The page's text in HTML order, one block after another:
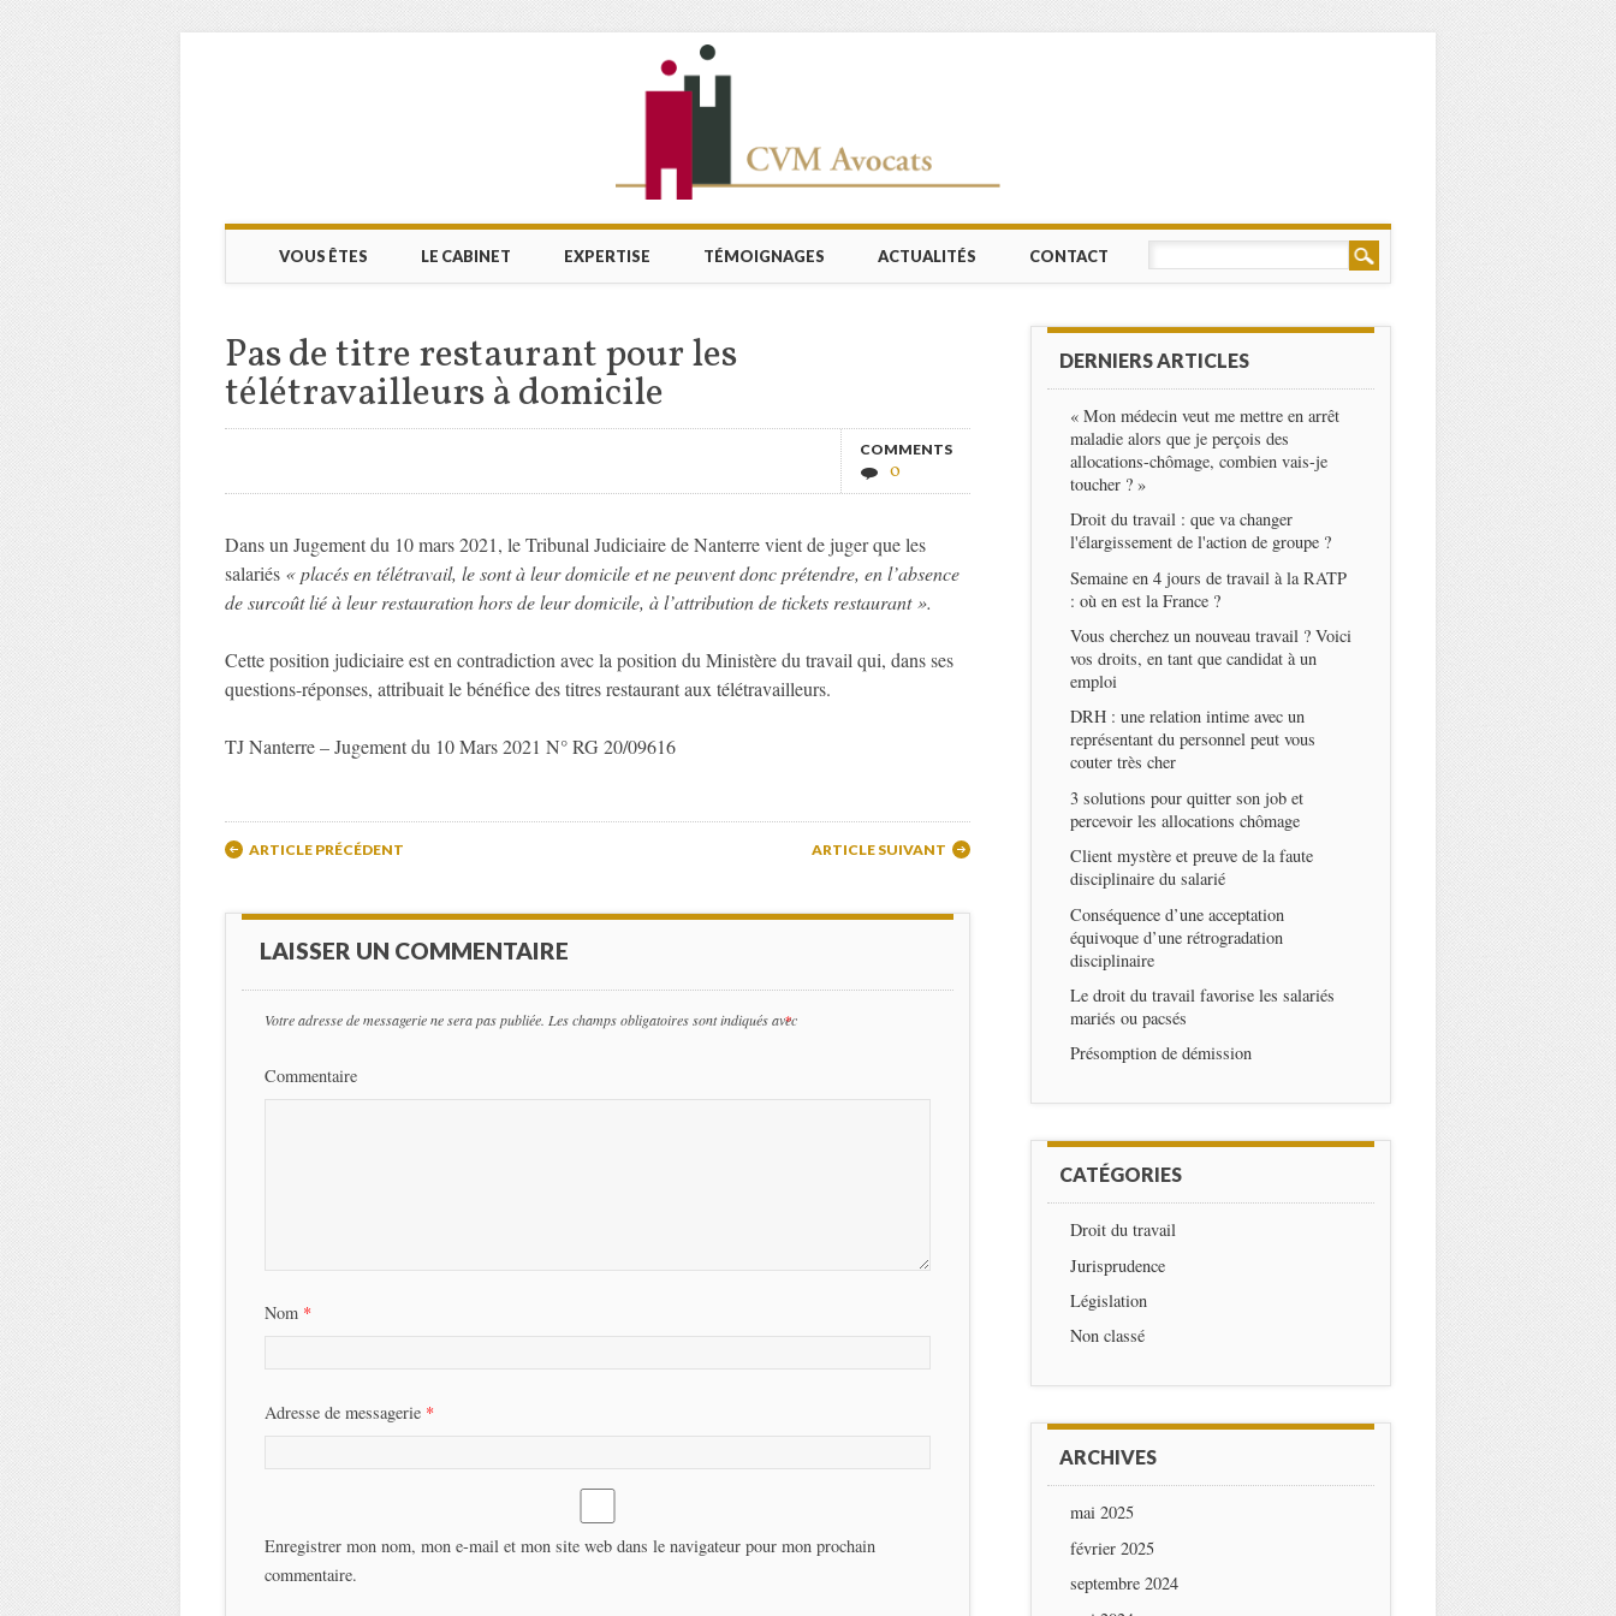
Main menu
VOUS ÊTES LE CABINET EXPERTISE TÉMOIGNAGES ACTUALITÉS CONTACT
Pas de titre restaurant pour les
télétravailleurs à domicile
COMMENTS
0
Dans un Jugement du 10 mars 2021, le Tribunal Judiciaire de Nanterre vient de juger que les
salariés « placés en télétravail, le sont à leur domicile et ne peuvent donc prétendre, en l’absence
de surcoût lié à leur restauration hors de leur domicile, à l’attribution de tickets restaurant ».
Cette position judiciaire est en contradiction avec la position du Ministère du travail qui, dans ses
questions-réponses, attribuait le bénéfice des titres restaurant aux télétravailleurs.
TJ Nanterre – Jugement du 10 Mars 2021 N° RG 20/09616
Post navigation
ARTICLE PRÉCÉDENT ARTICLE SUIVANT
LAISSER UN COMMENTAIRE
Votre adresse de messagerie ne sera pas publiée. Les champs obligatoires sont indiqués avec
*
Commentaire
Nom *
Adresse de messagerie *
Enregistrer mon nom, mon e-mail et mon site web dans le navigateur pour mon prochain
commentaire.
DERNIERS ARTICLES
« Mon médecin veut me mettre en arrêt
maladie alors que je perçois des
allocations-chômage, combien vais-je
toucher ? »
Droit du travail : que va changer
l'élargissement de l'action de groupe ?
Semaine en 4 jours de travail à la RATP
: où en est la France ?
Vous cherchez un nouveau travail ? Voici
vos droits, en tant que candidat à un
emploi
DRH : une relation intime avec un
représentant du personnel peut vous
couter très cher
3 solutions pour quitter son job et
percevoir les allocations chômage
Client mystère et preuve de la faute
disciplinaire du salarié
Conséquence d’une acceptation
équivoque d’une rétrogradation
disciplinaire
Le droit du travail favorise les salariés
mariés ou pacsés
Présomption de démission
CATÉGORIES
Droit du travail
Jurisprudence
Législation
Non classé
ARCHIVES
mai 2025
février 2025
septembre 2024